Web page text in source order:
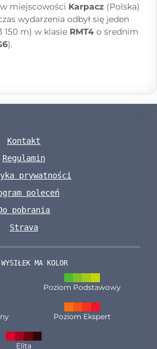
miejscowości Karpacz (Polska)
wydarzenia odbył się jeden
150 m) w klasie RMT4 o średnim
).
Kontakt
Regulamin
prywatności
poleceń
pobrania
Strava
MA KOLOR
Poziom Podstawowy
Poziom Ekspert
Elita